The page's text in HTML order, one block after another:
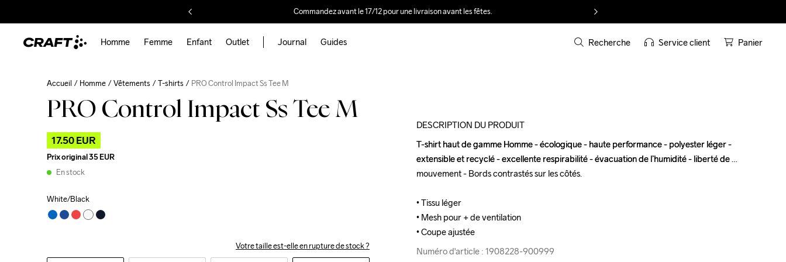
Commandez avant le 17/12 pour une livraison avant les fêtes.
Homme Femme Enfant Outlet Journal Guides Recherche Service client Panier
Accueil Homme Vêtements T-shirts PRO Control Impact Ss Tee M
PRO Control Impact Ss Tee M
17.50 EUR
Prix original35 EUR
En stock
White/Black
Votre taille est-elle en rupture de stock ?
DESCRIPTION DU PRODUIT
T-shirt haut de gamme Homme - écologique - haute performance - polyester léger -
extensible et recyclé - excellente respirabilité - évacuation de l’humidité - liberté de
mouvement - Bords contrastés sur les côtés.
• Tissu léger
• Mesh pour + de ventilation
• Coupe ajustée
Numéro d'article : 1908228-900999
T-shirt haut de gamme Homme - écologique - haute performance - polyester léger -
extensible et recyclé - excellente respirabilité - évacuation de l’humidité - liberté de
mouvement - Bords contrastés sur les côtés.
• Tissu léger
• Mesh pour + de ventilation
• Coupe ajustée
Numéro d'article : 1908228-900999